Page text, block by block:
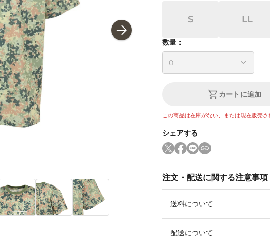
S LL
数量：
カートに追加
この商品は在庫がない、または現在販売さ
シェアする
注文・配送に関する注意事項
送料について
配送について